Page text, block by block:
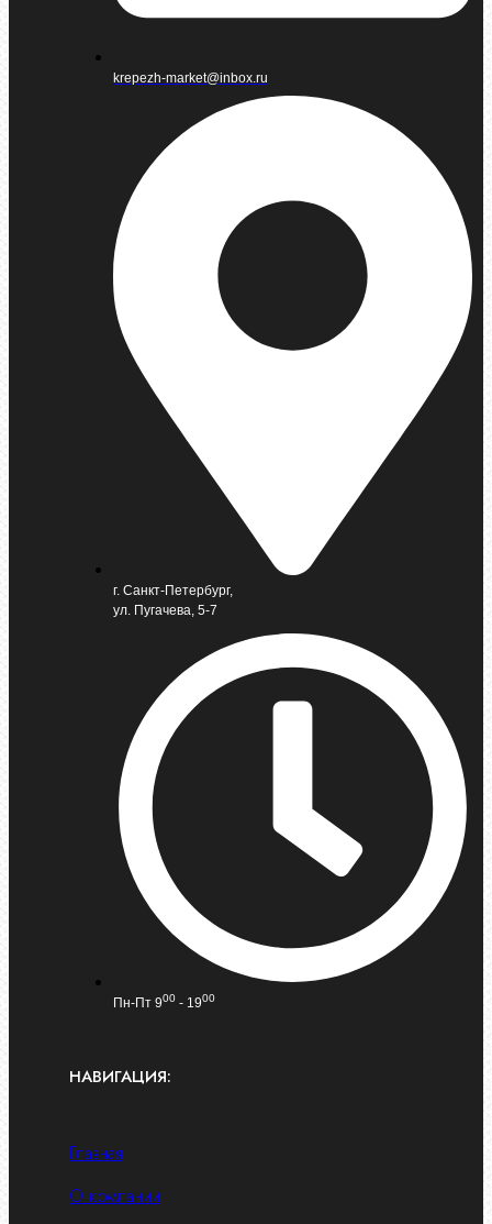
krepezh-market@inbox.ru
г. Санкт-Петербург,
ул. Пугачева, 5-7
Пн-Пт 900 - 1900
НАВИГАЦИЯ:
Главная
О компании